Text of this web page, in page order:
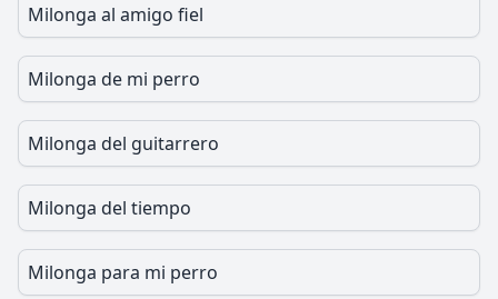
Milonga al amigo fiel
Milonga de mi perro
Milonga del guitarrero
Milonga del tiempo
Milonga para mi perro